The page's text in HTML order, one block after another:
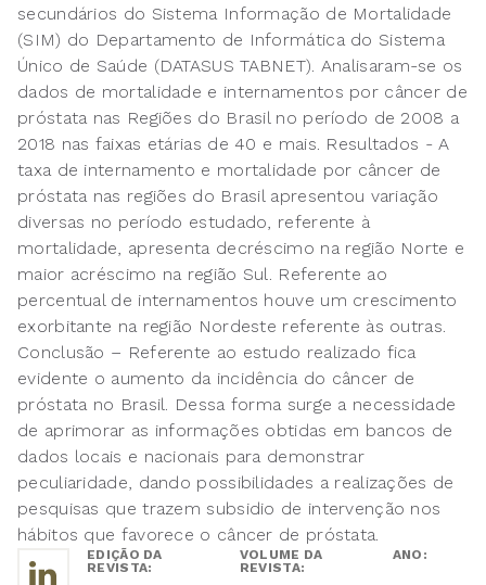
secundários do Sistema Informação de Mortalidade
(SIM) do Departamento de Informática do Sistema
Único de Saúde (DATASUS TABNET). Analisaram-se os
dados de mortalidade e internamentos por câncer de
próstata nas Regiões do Brasil no período de 2008 a
2018 nas faixas etárias de 40 e mais. Resultados - A
taxa de internamento e mortalidade por câncer de
próstata nas regiões do Brasil apresentou variação
diversas no período estudado, referente à
mortalidade, apresenta decréscimo na região Norte e
maior acréscimo na região Sul. Referente ao
percentual de internamentos houve um crescimento
exorbitante na região Nordeste referente às outras.
Conclusão – Referente ao estudo realizado fica
evidente o aumento da incidência do câncer de
próstata no Brasil. Dessa forma surge a necessidade
de aprimorar as informações obtidas em bancos de
dados locais e nacionais para demonstrar
peculiaridade, dando possibilidades a realizações de
pesquisas que trazem subsidio de intervenção nos
hábitos que favorece o câncer de próstata.
EDIÇÃO DA
REVISTA:
VOLUME DA
REVISTA:
ANO: